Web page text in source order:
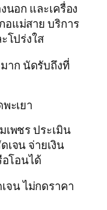
นอก และเครื่อง
อแม่สาย บริการ
โปร่งใส
าก นัดรับถึงที่
ะเยา
เพชร ประเมิน
เจน จ่ายเงิน
อโอนได้
จน ไม่กดราคา